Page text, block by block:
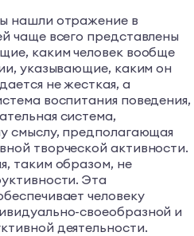
нашли отражение в
чаще всего представлены
каким человек вообще
указывающие, каким он
не жесткая, а
воспитания поведения,
система,
смыслу, предполагающая
творческой активности.
таким образом, не
Эта
человеку
своеобразной и
деятельности.